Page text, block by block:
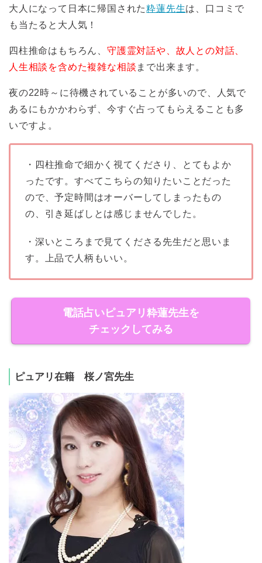
大人になって日本に帰国された粋蓮先生は、口コミで
も当たると大人気！
四柱推命はもちろん、 守護霊対話や、故人との対話、
人生相談を含めた複雑な相談 まで出来ます。
夜の22時～に待機されていることが多いので、人気で
あるにもかかわらず、今すぐ占ってもらえることも多
いですよ。
・四柱推命で細かく視てくださり、とてもよか
ったです。すべてこちらの知りたいことだった
ので、予定時間はオーバーしてしまったもの
の、引き延ばしとは感じませんでした。
・深いところまで見てくださる先生だと思いま
す。上品で人柄もいい。
電話占いピュアリ粋蓮先生を
チェックしてみる
ピュアリ在籍 桜ノ宮先生